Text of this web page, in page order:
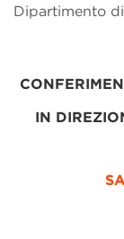
Dipartimento
IN